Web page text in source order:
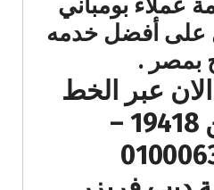
عملاء بومباني
على أفضل خدمه
بمصر .
عبر الخط
الساخن 19418 –